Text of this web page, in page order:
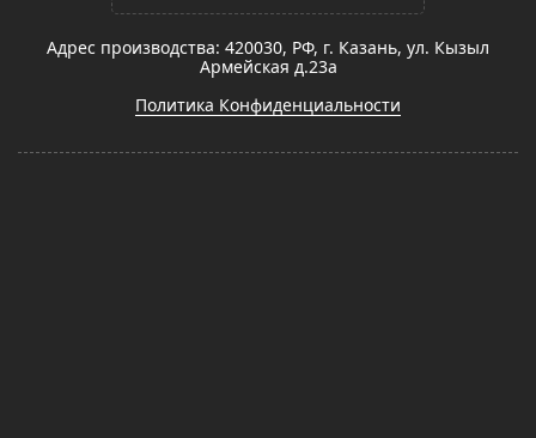
Адрес производства: 420030, РФ, г. Казань, ул. Кызыл
Армейская д.23а
Политика Конфиденциальности